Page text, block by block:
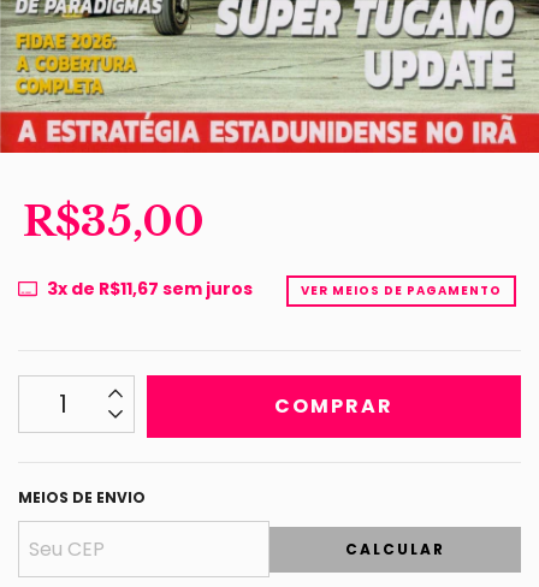
R$35,00
3x de R$11,67 sem juros VER MEIOS DE PAGAMENTO
MEIOS DE ENVIO
CALCULAR